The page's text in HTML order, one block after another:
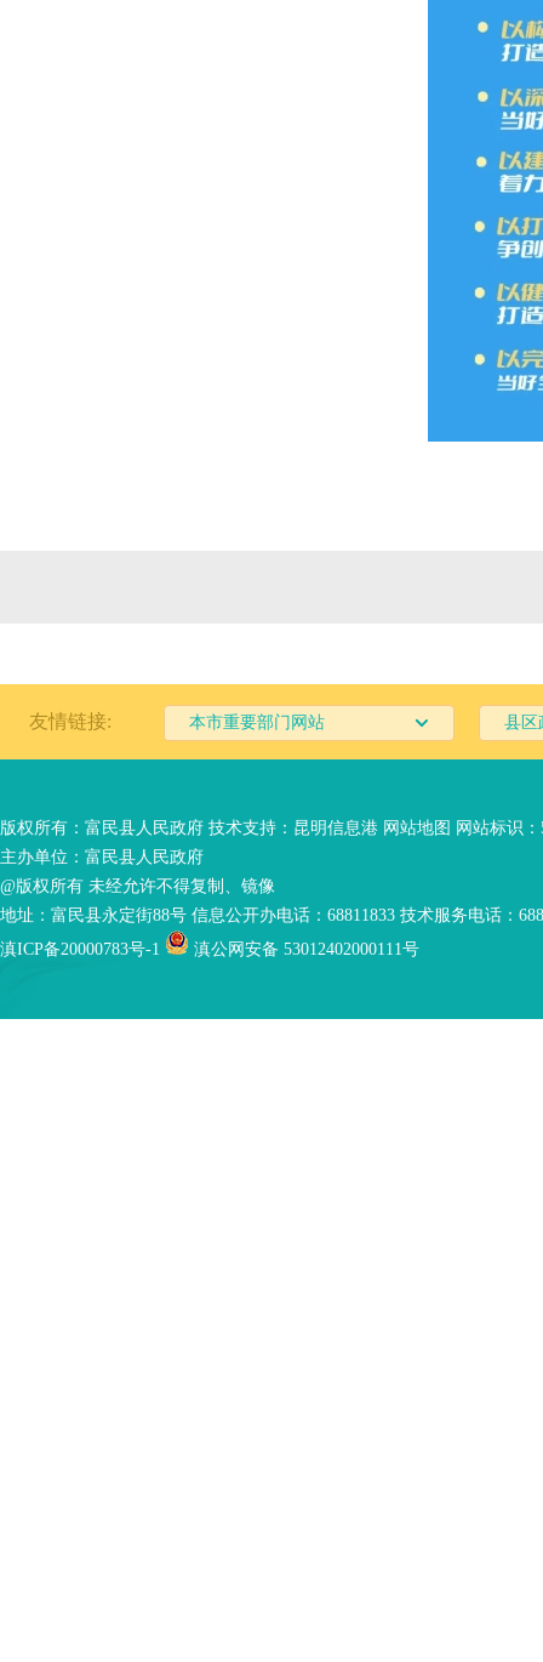
友情链接: 本市重要部门网站 县区
版权所有：富民县人民政府 技术支持： 昆明信息港 网站地图 网站标识：
主办单位：富民县人民政府
@版权所有 未经允许不得复制、镜像
地址：富民县永定街88号 信息公开办电话：68811833 技术服务电话：
滇ICP备20000783号-1
滇公网安备 53012402000111号